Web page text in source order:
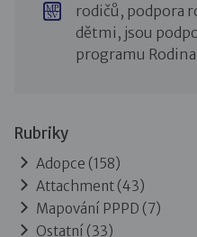
rodičů, podpora
dětmi, jsou
programu
Rubriky
Adopce (158)
Attachment (43)
Mapování PPPD (7)
Ostatní (33)